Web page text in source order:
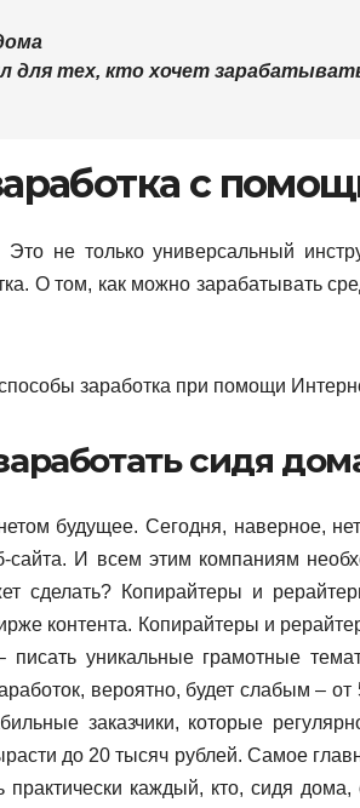
для тех, кто хочет
с
не только универсальный
О том, как можно зарабатывать
сидя
будущее. Сегодня, наверное,
сайта. И всем этим компаниям
сделать? Копирайтеры и
контента. Копирайтеры и
уникальные грамотные
вероятно, будет слабым –
заказчики, которые
до 20 тысяч рублей. Самое
практически каждый, кто, сидя